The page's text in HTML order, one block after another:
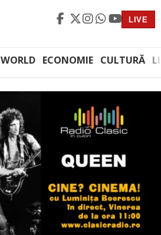
LIVE
WORLD ECONOMIE CULTURĂ